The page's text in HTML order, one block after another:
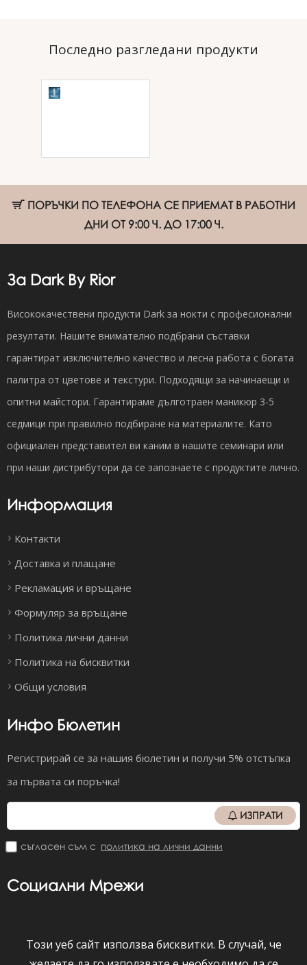
Последно разгледани продукти
ПОРЪЧКИ ПО ТЕЛЕФОНА СЕ ПРИЕМАТ В РАБОТНИ
ДНИ ОТ 9:00 Ч. ДО 17:00 Ч.
За Dark By Rior
Висококачествени продукти Dark за нокти с професионални
резултати. Нашите внимателно подбрани съставки
гарантират изключително качество и лесна работа с богата
палитра от цветове и текстури. Подходящи за начинаещи и
опитни майстори. Гарантираме дълготраен маникюр 3-5
седмици при правилно подбиране на материалите. Като
официален представител ви каним в нашите семинари или
при наши дистрибутори да се запознаете с продуктите лично.
Информация
Контакти
Доставка и плащане
Рекламация и връщане
Формуляр за връщане
Политика лични данни
Политика на бисквитки
Общи условия
Инфо Бюлетин
Регистрирай се за нашия бюлетин и получи 5% отстъпка
за първата си поръчка!
ИЗПРАТИ
съгласен съм с политика на лични данни
Социални Мрежи
Viber Facebook Instagram YouTube
Този уеб сайт използва бисквитки. В случай, че